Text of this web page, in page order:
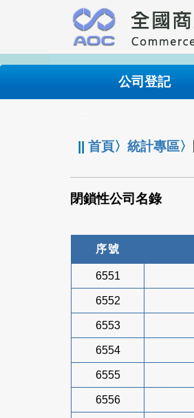
要
內
公司登記
||首頁〉統計專區〉
閉鎖性公司名錄
序號
6551
6552
6553
6554
6555
6556